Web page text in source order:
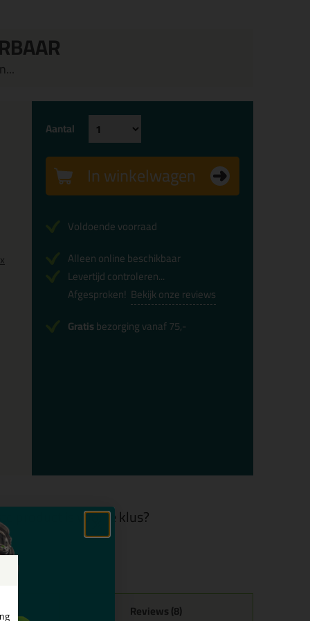
Aantal
In winkelwagen
Voldoende voorraad
Alleen online beschikbaar
Levertijd controleren...
Afgesproken! Bekijk onze reviews
Gratisbezorging vanaf 75,-
product is voor je klus?
Reviews (8)